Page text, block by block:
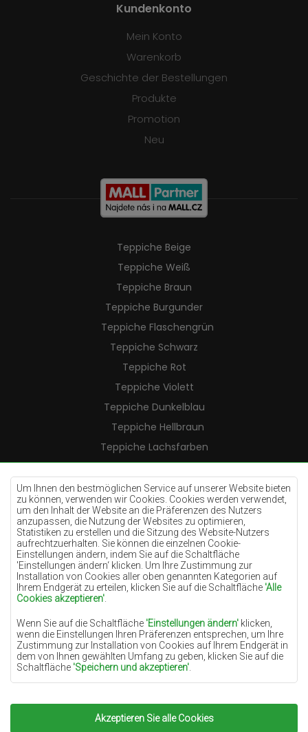
Um Ihnen den bestmöglichen Service auf unserer Website bieten
zu können, verwenden wir Cookies. Cookies werden verwendet,
um den Inhalt der Website an die Präferenzen des Nutzers
anzupassen, die Nutzung der Websites zu optimieren,
Statistiken zu erstellen und die Sitzung des Website-Nutzers
aufrechtzuerhalten. Sie können die einzelnen Cookie-
Einstellungen ändern, indem Sie auf die Schaltfläche
'Einstellungen ändern‘ klicken. Um Ihre Zustimmung zur
Installation von Cookies aller oben genannten Kategorien auf
Ihrem Endgerät zu erteilen, klicken Sie auf die Schaltfläche 'Alle
Cookies akzeptieren'
Wenn Sie auf die Schaltfläche 'Einstellungen ändern' klicken,
wenn die Einstellungen Ihren Präferenzen entsprechen, um Ihre
Zustimmung zur Installation von Cookies auf Ihrem Endgerät in
dem von Ihnen gewählten Umfang zu geben, klicken Sie auf die
Schaltfläche 'Speichern und akzeptieren'
Grundlage für die Verarbeitung das berechtigte Interesse des
Datenverwalters (TEPPICHECHEMEX) oder Dritter in Form der
Bereitstellung qualitativ hochwertiger Dienste auf unserer
Akzeptieren Sie alle Cookies
Kundenkonto
Mein Konto
Warenkorb
Geschichte der Bestellungen
Produkte
Promotion
Neu
Teppiche Beige
Teppiche Weiß
Teppiche Braun
Teppiche Burgunder
Teppiche Flaschengrün
Teppiche Schwarz
Teppiche Rot
Teppiche Violett
Teppiche Dunkelblau
Teppiche Hellbraun
Teppiche Lachsfarben
Teppiche Cremefarben
Teppiche Lilac
Teppiche Gelb
Teppiche Pfefferminz
Teppiche Blau
Teppiche Orange
Teppiche Rosa
Teppiche Terrakotte
Teppiche Grün
Teppiche Golden
Copyright 2022Teppiche Chemex.Alle Rechte